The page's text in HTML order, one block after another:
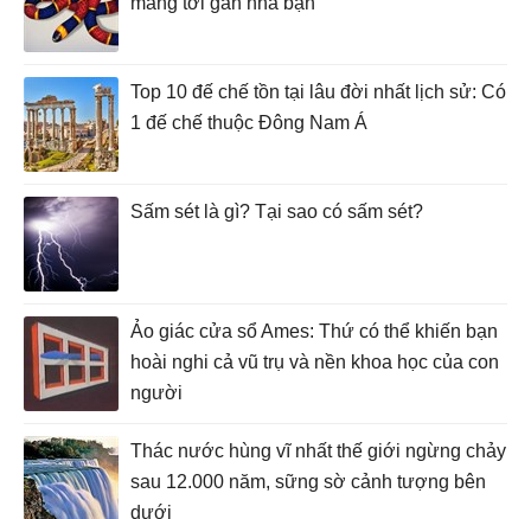
Top 10 đế chế tồn tại lâu đời nhất lịch sử: Có
1 đế chế thuộc Đông Nam Á
Sấm sét là gì? Tại sao có sấm sét?
Ảo giác cửa sổ Ames: Thứ có thể khiến bạn
hoài nghi cả vũ trụ và nền khoa học của con
người
Thác nước hùng vĩ nhất thế giới ngừng chảy
sau 12.000 năm, sững sờ cảnh tượng bên
dưới